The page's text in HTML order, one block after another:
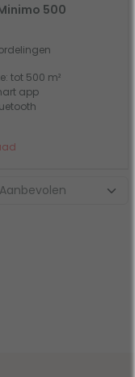
500
tot 500 m²
app